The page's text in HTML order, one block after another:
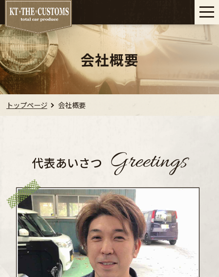
会社概要
トップページ 会社概要
代表あいさつ Greetings